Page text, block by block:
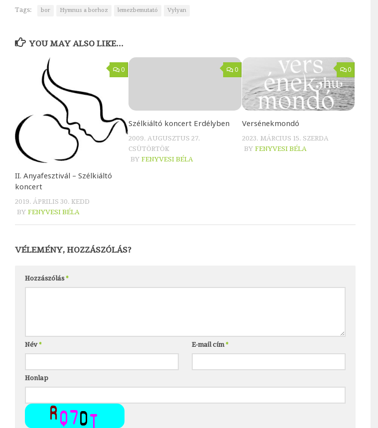
Tags: bor Hymnus a borhoz lemezbemutató Vylyan
YOU MAY ALSO LIKE...
0
II. Anyafesztivál – Szélkiáltó
koncert
2019. ÁPRILIS 30. KEDD
BY FENYVESI BÉLA
0
Szélkiáltó koncert Erdélyben
2009. AUGUSZTUS 27.
CSÜTÖRTÖK
BY FENYVESI BÉLA
0
Versénekmondó
2023. MÁRCIUS 15. SZERDA
BY FENYVESI BÉLA
VÉLEMÉNY, HOZZÁSZÓLÁS?
Hozzászólás*
Név* E-mail cím*
Honlap